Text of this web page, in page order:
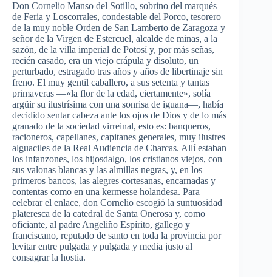
Don Cornelio Manso del Sotillo, sobrino del marqués
de Feria y Loscorrales, condestable del Porco, tesorero
de la muy noble Orden de San Lamberto de Zaragoza y
señor de la Virgen de Estercuel, alcalde de minas, a la
sazón, de la villa imperial de Potosí y, por más señas,
recién casado, era un viejo crápula y disoluto, un
perturbado, estragado tras años y años de libertinaje sin
freno. El muy gentil caballero, a sus setenta y tantas
primaveras —«la flor de la edad, ciertamente», solía
argüir su ilustrísima con una sonrisa de iguana—, había
decidido sentar cabeza ante los ojos de Dios y de lo más
granado de la sociedad virreinal, esto es: banqueros,
racioneros, capellanes, capitanes generales, muy ilustres
alguaciles de la Real Audiencia de Charcas. Allí estaban
los infanzones, los hijosdalgo, los cristianos viejos, con
sus valonas blancas y las almillas negras, y, en los
primeros bancos, las alegres cortesanas, encarnadas y
contentas como en una kermesse holandesa. Para
celebrar el enlace, don Cornelio escogió la suntuosidad
plateresca de la catedral de Santa Onerosa y, como
oficiante, al padre Angeliño Espírito, gallego y
franciscano, reputado de santo en toda la provincia por
levitar entre pulgada y pulgada y media justo al
consagrar la hostia.